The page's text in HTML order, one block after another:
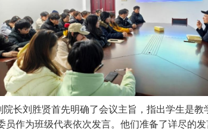
长刘胜贤首先明确了会议主旨，指出学生是
作为班级代表依次发言。他们准备了详尽的